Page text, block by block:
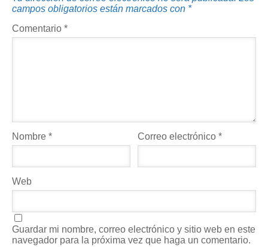
campos obligatorios están marcados con *
Comentario *
Nombre * Correo electrónico*
Web
Guardar mi nombre, correo electrónico y sitio web en este
navegador para la próxima vez que haga un comentario.